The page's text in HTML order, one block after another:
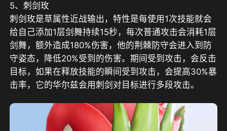
5、刺剑玫
刺剑玫是草属性近战输出，特性是每使用1次技能就会
给自己添加1层剑舞持续15秒，每次普通攻击会消耗1层
剑舞，额外造成180%伤害，他的荆棘防守会进入到防
守姿态，降低20%受到的伤害。期间受到攻击，会反击
目标，如果在释放技能的瞬间受到攻击，会提高30%暴
击率，它的华尔兹会用刺剑对目标进行多段攻击。